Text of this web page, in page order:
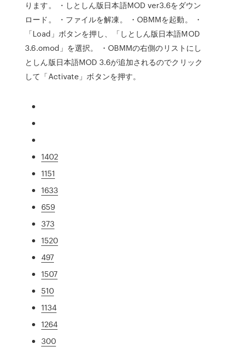
ります。 ・しとしん版日本語MOD ver3.6をダウン
ロード。 ・ファイルを解凍。 ・OBMMを起動。 ・
「Load」ボタンを押し、「しとしん版日本語MOD
3.6.omod」を選択。 ・OBMMの右側のリストにし
としん版日本語MOD 3.6が追加されるのでクリック
して「Activate」ボタンを押す。
1402
1151
1633
659
373
1520
497
1507
510
1134
1264
300